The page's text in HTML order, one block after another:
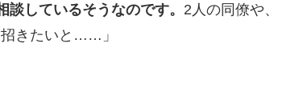
しているそうなのです。 2人の同僚や、
きたいと……」